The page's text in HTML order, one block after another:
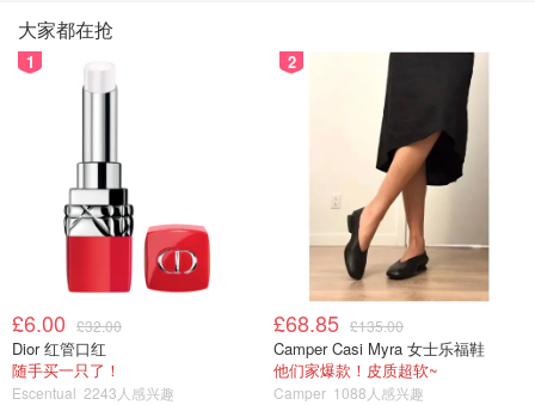
大家都在抢
1
£6.00 £32.00
Dior 红管口红
随手买一只了！
Escentual 2243人感兴趣
2
£68.85 £135.00
Camper Casi Myra 女士乐福鞋
他们家爆款！皮质超软~
Camper 1088人感兴趣